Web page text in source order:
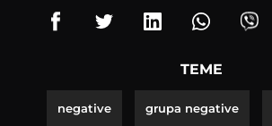
TEME
negative grupa negative